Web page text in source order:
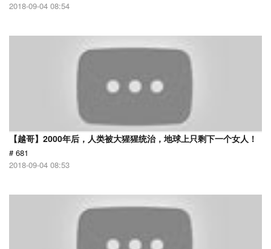
2018-09-04 08:54
【越哥】2000年后，人类被大猩猩统治，地球上只剩下一个女人！
# 681
2018-09-04 08:53